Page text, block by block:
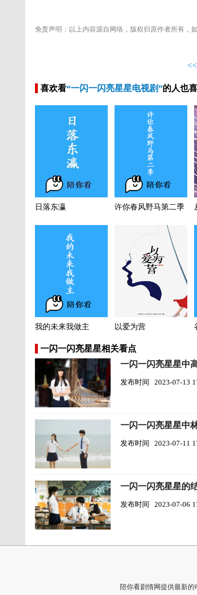
免责声明：以上内容源自网络，版权归原作者所有，
喜欢看“一闪一闪亮星星电视剧”的人也
日落东瀛 许你春风野马第二季
我的未来我做主 以爱为营
一闪一闪亮星星相关看点
一闪一闪亮星星中
发布时间 2023-07-13
一闪一闪亮星星中
发布时间 2023-07-11
一闪一闪亮星星的
发布时间 2023-07-06
陪你看剧情网提供最新